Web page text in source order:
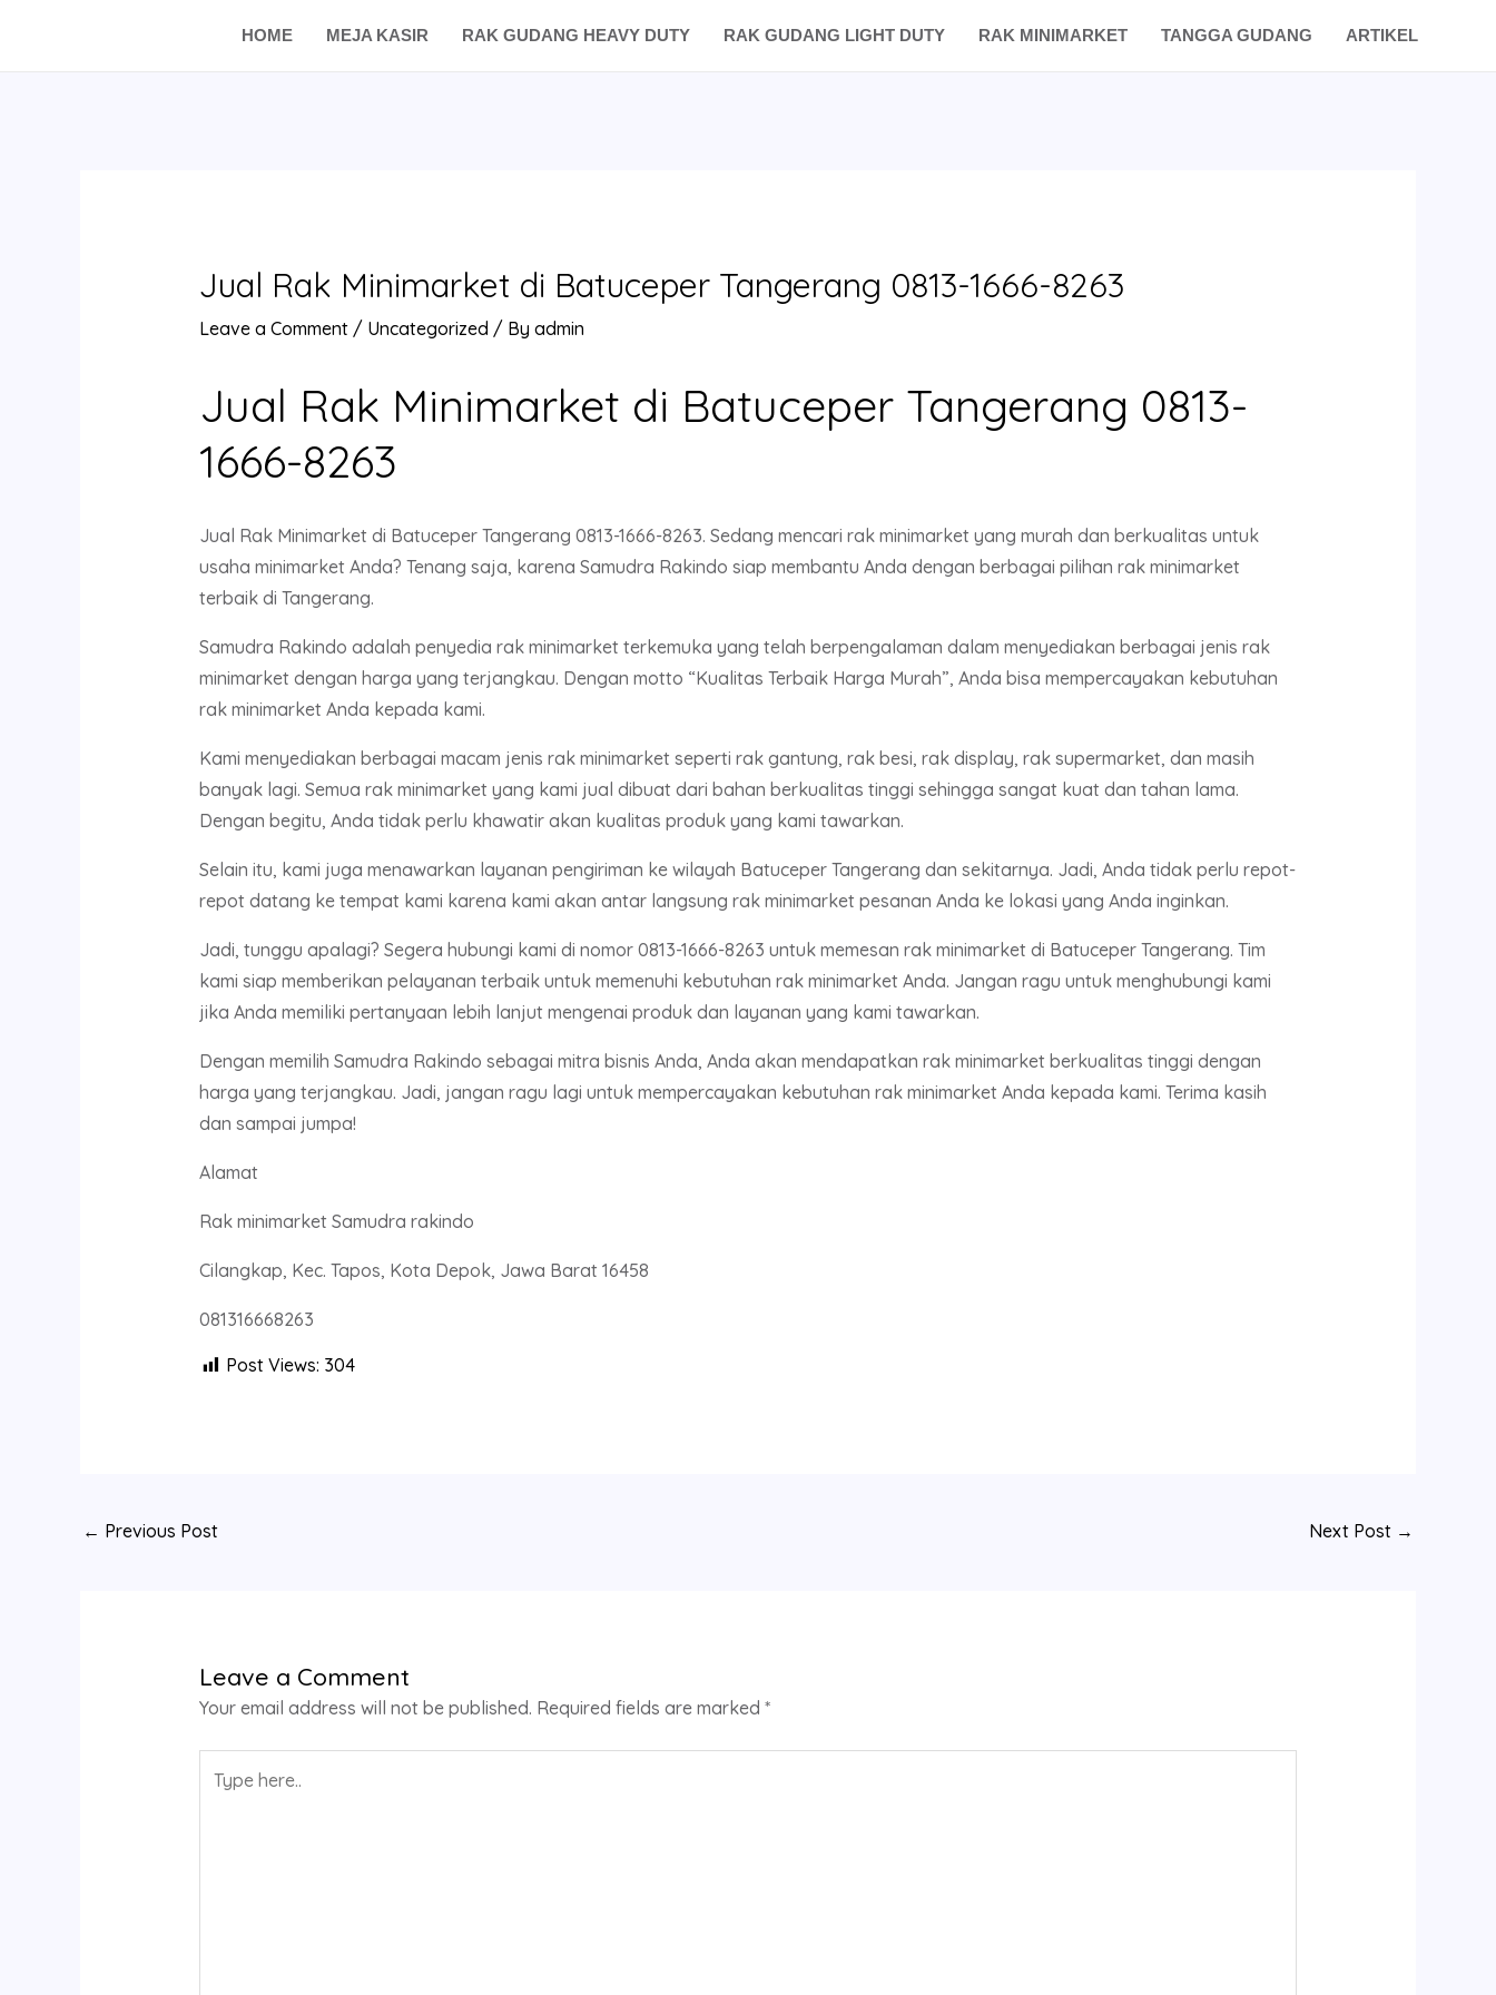
HOME MEJA KASIR RAK GUDANG HEAVY DUTY RAK GUDANG LIGHT DUTY RAK MINIMARKET TANGGA GUDANG ARTIKEL
Jual Rak Minimarket di Batuceper Tangerang 0813-1666-8263
Leave a Comment / Uncategorized / By admin
Jual Rak Minimarket di Batuceper Tangerang 0813-
1666-8263
Jual Rak Minimarket di Batuceper Tangerang 0813-1666-8263. Sedang mencari rak minimarket yang murah dan berkualitas untuk
usaha minimarket Anda? Tenang saja, karena Samudra Rakindo siap membantu Anda dengan berbagai pilihan rak minimarket
terbaik di Tangerang.
Samudra Rakindo adalah penyedia rak minimarket terkemuka yang telah berpengalaman dalam menyediakan berbagai jenis rak
minimarket dengan harga yang terjangkau. Dengan motto “Kualitas Terbaik Harga Murah”, Anda bisa mempercayakan kebutuhan
rak minimarket Anda kepada kami.
Kami menyediakan berbagai macam jenis rak minimarket seperti rak gantung, rak besi, rak display, rak supermarket, dan masih
banyak lagi. Semua rak minimarket yang kami jual dibuat dari bahan berkualitas tinggi sehingga sangat kuat dan tahan lama.
Dengan begitu, Anda tidak perlu khawatir akan kualitas produk yang kami tawarkan.
Selain itu, kami juga menawarkan layanan pengiriman ke wilayah Batuceper Tangerang dan sekitarnya. Jadi, Anda tidak perlu repot-
repot datang ke tempat kami karena kami akan antar langsung rak minimarket pesanan Anda ke lokasi yang Anda inginkan.
Jadi, tunggu apalagi? Segera hubungi kami di nomor 0813-1666-8263 untuk memesan rak minimarket di Batuceper Tangerang. Tim
kami siap memberikan pelayanan terbaik untuk memenuhi kebutuhan rak minimarket Anda. Jangan ragu untuk menghubungi kami
jika Anda memiliki pertanyaan lebih lanjut mengenai produk dan layanan yang kami tawarkan.
Dengan memilih Samudra Rakindo sebagai mitra bisnis Anda, Anda akan mendapatkan rak minimarket berkualitas tinggi dengan
harga yang terjangkau. Jadi, jangan ragu lagi untuk mempercayakan kebutuhan rak minimarket Anda kepada kami. Terima kasih
dan sampai jumpa!
Alamat
Rak minimarket Samudra rakindo
Cilangkap, Kec. Tapos, Kota Depok, Jawa Barat 16458
081316668263
Post Views: 304
← Previous Post Next Post →
Leave a Comment
Your email address will not be published. Required fields are marked *
here..